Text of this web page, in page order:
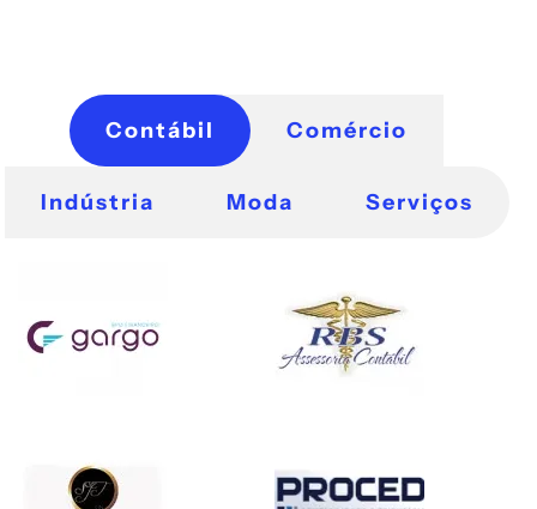
Contábil Comércio
Indústria Moda Serviços